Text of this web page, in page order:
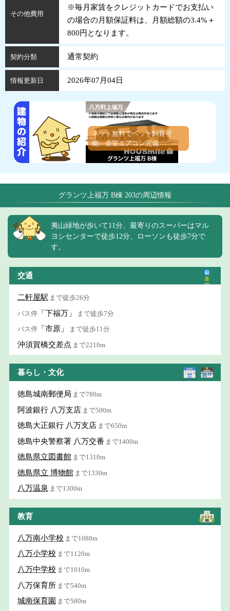
その他費用
※毎月家賃をクレジットカードでお支払い
の場合の月額保証料は、月額総額の3.4%＋
800円となります。
契約分類 通常契約
情報更新日 2026年07月04日
ネット無料でペット飼育可
能、全室エアコン完備
グランツ上福万 B棟 203の周辺情報
夷山緑地が歩いて11分、最寄りのスーパーはマル
ヨシセンターで徒歩12分、ローソンも徒歩7分で
す。
交通
二軒屋駅 まで徒歩26分
バス停 「下福万」 まで徒歩7分
バス停 「市原」 まで徒歩11分
沖須賀橋交差点 まで2210m
暮らし・文化
徳島城南郵便局 まで780m
阿波銀行 八万支店 まで500m
徳島大正銀行 八万支店 まで650m
徳島中央警察署 八万交番 まで1400m
徳島県立図書館 まで1310m
徳島県立 博物館 まで1330m
八万温泉 まで1300m
教育
八万南小学校 まで1080m
八万小学校 まで1120m
八万中学校 まで1010m
八万保育所 まで540m
城南保育園 まで580m